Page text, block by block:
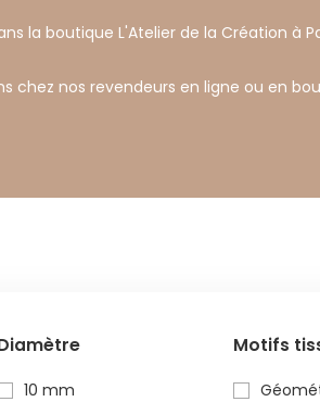
la boutique L'Atelier de la Création à
chez nos revendeurs en ligne ou en
10 mm
Motifs